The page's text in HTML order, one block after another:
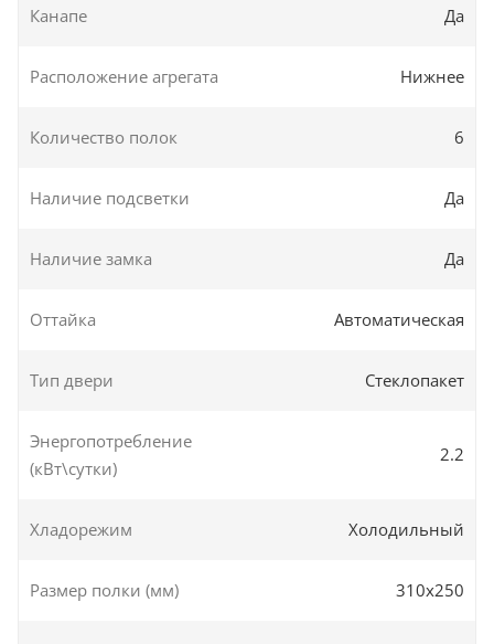
Канапе Да
Расположение агрегата Нижнее
Количество полок 6
Наличие подсветки Да
Наличие замка Да
Оттайка Автоматическая
Тип двери Стеклопакет
Энергопотребление
(кВт\сутки)
2.2
Хладорежим Холодильный
Размер полки (мм) 310х250